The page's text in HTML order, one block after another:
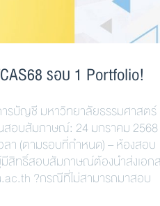
รอบ 1 Portfolio!
รบัญชี มหาวิทยาลัยธรรมศาสตร์
อบสัมภาษณ์: 24 มกราคม
ลา (ตามรอบที่กำหนด) – ห้องสอบ
มีสิทธิ์สอบสัมภาษณ์ต้องนำส่งเอก
?กรณีที่ไม่สามารถมาสอบ